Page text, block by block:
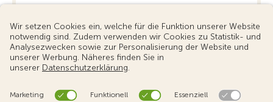
jetzt eine unverbindliche Gratis-Offerte.
Mehr erfahren